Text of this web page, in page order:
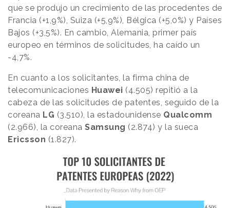
que se produjo un crecimiento de las procedentes de
Francia (+1,9%), Suiza (+5,9%), Bélgica (+5,0%) y Países
Bajos (+3,5%). En cambio, Alemania, primer país
europeo en términos de solicitudes, ha caído un
-4,7%.
En cuanto a los solicitantes, la firma china de
telecomunicaciones Huawei (4.505) repitió a la
cabeza de las solicitudes de patentes, seguido de la
coreana LG (3.510), la estadounidense Qualcomm
(2.966), la coreana Samsung (2.874) y la sueca
Ericsson (1.827).